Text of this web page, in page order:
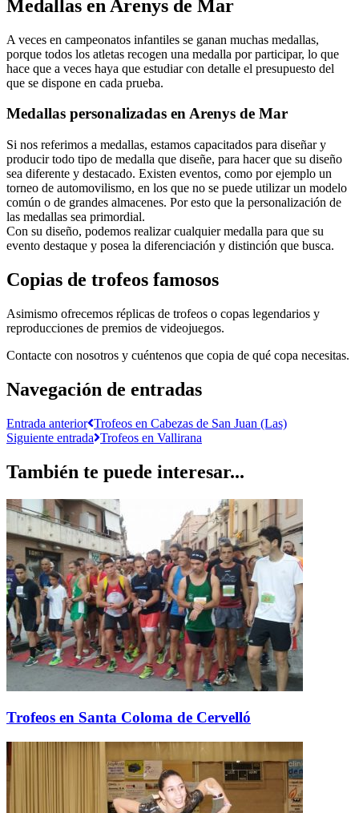
Medallas en Arenys de Mar
A veces en campeonatos infantiles se ganan muchas medallas,
porque todos los atletas recogen una medalla por participar, lo que
hace que a veces haya que estudiar con detalle el presupuesto del
que se dispone en cada prueba.
Medallas personalizadas en Arenys de Mar
Si nos referimos a medallas, estamos capacitados para diseñar y
producir todo tipo de medalla que diseñe, para hacer que su diseño
sea diferente y destacado. Existen eventos, como por ejemplo un
torneo de automovilismo, en los que no se puede utilizar un modelo
común o de grandes almacenes. Por esto que la personalización de
las medallas sea primordial.
Con su diseño, podemos realizar cualquier medalla para que su
evento destaque y posea la diferenciación y distinción que busca.
Copias de trofeos famosos
Asimismo ofrecemos réplicas de trofeos o copas legendarios y
reproducciones de premios de videojuegos.
Contacte con nosotros y cuéntenos que copia de qué copa necesitas.
Navegación de entradas
Entrada anterior Trofeos en Cabezas de San Juan (Las)
Siguiente entrada Trofeos en Vallirana
También te puede interesar...
Trofeos en Santa Coloma de Cervelló